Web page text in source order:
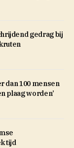
gedrag bij
dan 100 mensen
plaag worden’
tijd